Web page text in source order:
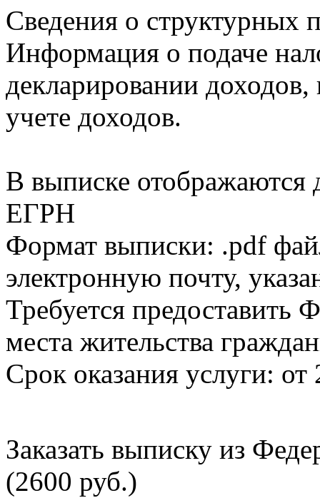
Сведения о структурных
Информация о подаче
декларировании доходов,
учете доходов.
В выписке
ЕГРН
Формат выписки: .pdf
электронную почту,
Требуется
места жительства
Срок оказания услуги: от
Заказать выписку из
(2600 руб.)